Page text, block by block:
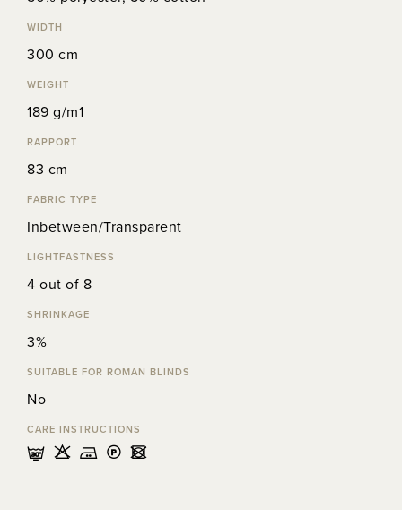
WIDTH
300 cm
WEIGHT
189 g/m1
RAPPORT
83 cm
FABRIC TYPE
Inbetween/Transparent
LIGHTFASTNESS
4 out of 8
SHRINKAGE
3%
SUITABLE FOR ROMAN BLINDS
No
CARE INSTRUCTIONS
mHELU